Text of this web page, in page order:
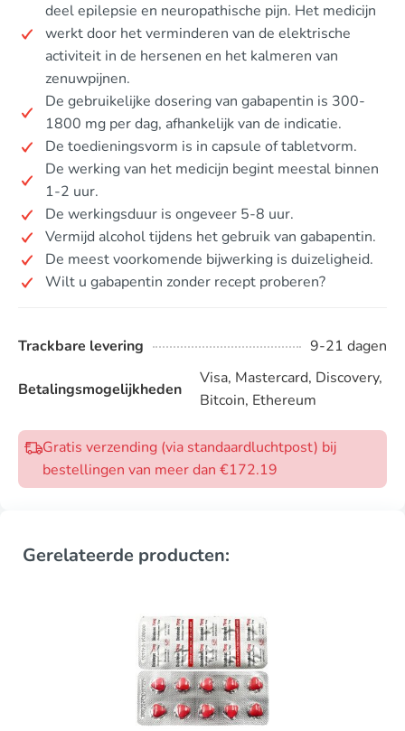
deel epilepsie en neuropathische pijn. Het medicijn
werkt door het verminderen van de elektrische
activiteit in de hersenen en het kalmeren van
zenuwpijnen.
De gebruikelijke dosering van gabapentin is 300-
1800 mg per dag, afhankelijk van de indicatie.
De toedieningsvorm is in capsule of tabletvorm.
De werking van het medicijn begint meestal binnen
1-2 uur.
De werkingsduur is ongeveer 5-8 uur.
Vermijd alcohol tijdens het gebruik van gabapentin.
De meest voorkomende bijwerking is duizeligheid.
Wilt u gabapentin zonder recept proberen?
Trackbare levering 9-21 dagen
Betalingsmogelijkheden
Visa, Mastercard, Discovery,
Bitcoin, Ethereum
Gratis verzending (via standaardluchtpost) bij
bestellingen van meer dan €172.19
Gerelateerde producten: